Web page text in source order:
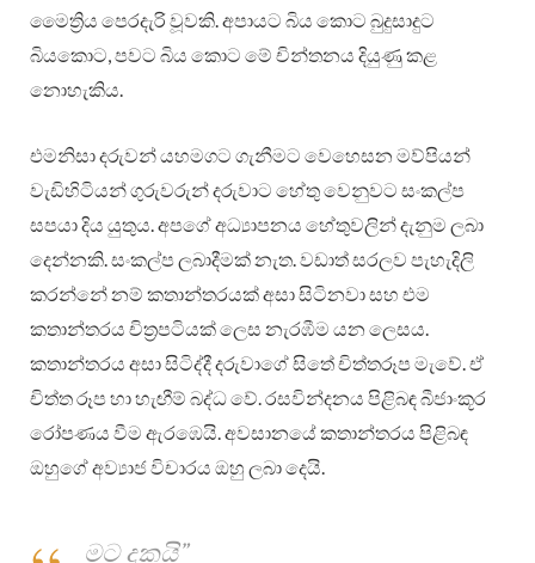
මෛත්‍රිය පෙරදැරි වූවකි. අපායට බිය කොට බුදුසාදුට
බියකොට, පවට බිය කොට මේ චින්තනය දියුණු කළ
නොහැකිය.
එමනිසා දරුවන් යහමගට ගැනීමට වෙහෙසන මව්පියන්
වැඩිහිටියන් ගුරුවරුන් දරුවාට හේතු වෙනුවට සංකල්ප
සපයා දිය යුතුය. අපගේ අධ්‍යාපනය හේතුවලින් දැනුම ලබා
දෙන්නකි. සංකල්ප ලබාදීමක් නැත. වඩාත් සරලව පැහැදිලි
කරන්නේ නම් කතාන්තරයක් අසා සිටිනවා සහ එම
කතාන්තරය චිත්‍රපටියක් ලෙස නැරඹීම යන ලෙසය.
කතාන්තරය අසා සිටිද්දී දරුවාගේ සිතේ චිත්තරූප මැවේ. ඒ
චිත්ත රූප හා හැඟීම් බද්ධ වේ. රසවින්දනය පිළිබඳ බීජාංකූර
රෝපණය වීම ඇරඹෙයි. අවසානයේ කතාන්තරය පිළිබඳ
ඔහුගේ අව්‍යාජ විචාරය ඔහු ලබා දෙයි.